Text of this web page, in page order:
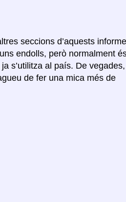
seccions d’aquests
endolls, però normalment
s’utilitza al país. De vegades,
de fer una mica més de